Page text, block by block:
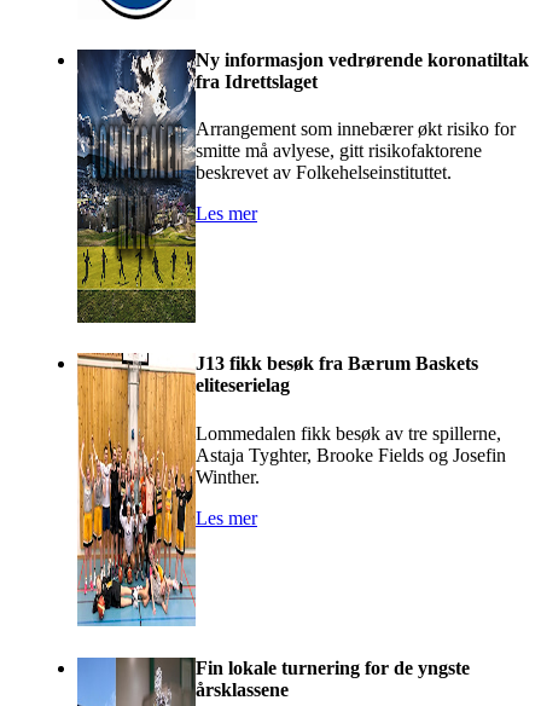
Ny informasjon vedrørende koronatiltak
fra Idrettslaget
Arrangement som innebærer økt risiko for
smitte må avlyese, gitt risikofaktorene
beskrevet av Folkehelseinstituttet.
Les mer
J13 fikk besøk fra Bærum Baskets
eliteserielag
Lommedalen fikk besøk av tre spillerne,
Astaja Tyghter, Brooke Fields og Josefin
Winther.
Les mer
Fin lokale turnering for de yngste
årsklassene